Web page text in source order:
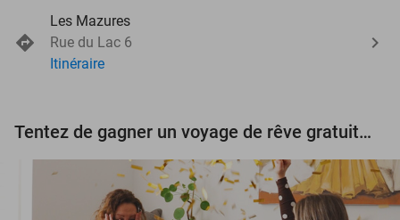
Les Mazures
Rue du Lac 6
Itinéraire
Tentez de gagner un voyage de rêve gratuit d'une valeur de 3.000 € !